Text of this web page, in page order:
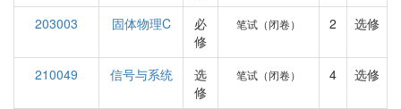
203003 固体物理C
必
修
笔试（闭卷） 2 选修
210049 信号与系统
选
修
笔试（闭卷） 4 选修